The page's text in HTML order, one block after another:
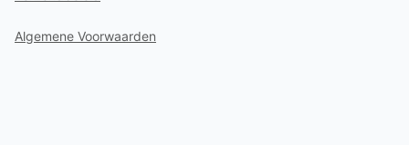
Algemene Voorwaarden